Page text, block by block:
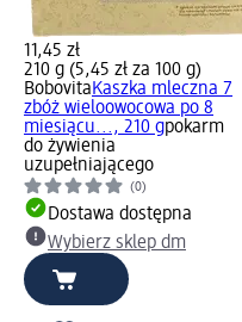
11,45 zł
210 g (5,45 zł za 100 g)
BobovitaKaszka mleczna 7
zbóż wieloowocowa po 8
miesiącu..., 210 gpokarm
do żywienia
uzupełniającego
(0)
Dostawa dostępna
Wybierz sklep dm